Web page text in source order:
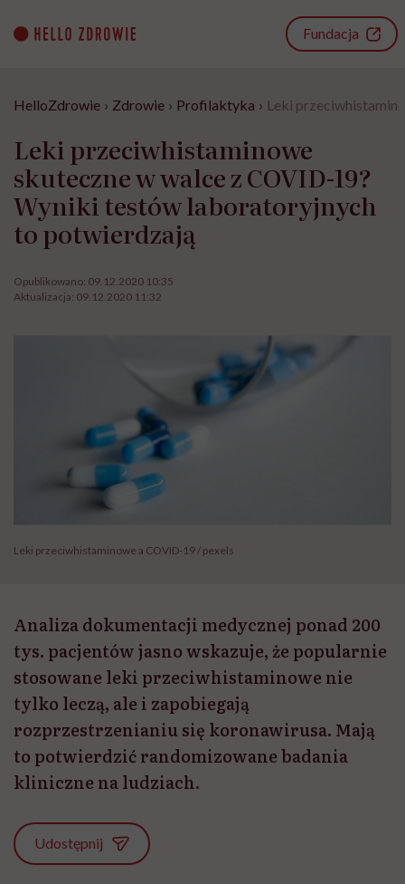
content
Fundacja
HelloZdrowie › Zdrowie › Profilaktyka › Leki
Leki przeciwhistaminowe
skuteczne w walce z COVID-19?
Wyniki testów laboratoryjnych
to potwierdzają
Opublikowano: 09.12.2020 10:35
Aktualizacja: 09.12.2020 11:32
Leki przeciwhistaminowe a COVID-19 / pexels
Analiza dokumentacji medycznej ponad 200
tys. pacjentów jasno wskazuje, że popularnie
stosowane leki przeciwhistaminowe nie
tylko leczą, ale i zapobiegają
rozprzestrzenianiu się koronawirusa. Mają
to potwierdzić randomizowane badania
kliniczne na ludziach.
Udostępnij